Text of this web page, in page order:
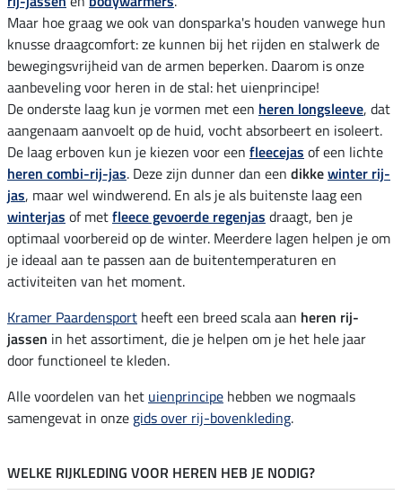
Maar hoe graag we ook van donsparka's houden vanwege hun
knusse draagcomfort: ze kunnen bij het rijden en stalwerk de
bewegingsvrijheid van de armen beperken. Daarom is onze
aanbeveling voor heren in de stal: het uienprincipe!
De onderste laag kun je vormen met een heren longsleeve, dat
aangenaam aanvoelt op de huid, vocht absorbeert en isoleert.
De laag erboven kun je kiezen voor een fleecejas of een lichte
heren combi-rij-jas. Deze zijn dunner dan een dikkewinter rij-
jas, maar wel windwerend. En als je als buitenste laag een
winterjas of metfleece gevoerde regenjas draagt, ben je
optimaal voorbereid op de winter. Meerdere lagen helpen je om
je ideaal aan te passen aan de buitentemperaturen en
activiteiten van het moment.
Kramer Paardensport heeft een breed scala aan heren rij-
jassen in het assortiment, die je helpen om je het hele jaar
door functioneel te kleden.
Alle voordelen van het uienprincipe hebben we nogmaals
samengevat in onze gids over rij-bovenkleding.
WELKE RIJKLEDING VOOR HEREN HEB JE NODIG?